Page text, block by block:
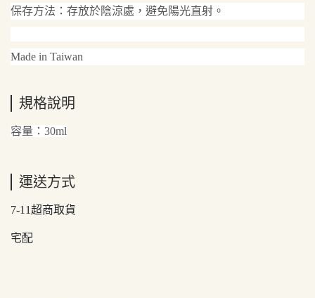
保存方法：存放於陰涼處，避免陽光直射。
Made in Taiwan
規格說明
容量：30ml
運送方式
7-11超商取貨
宅配